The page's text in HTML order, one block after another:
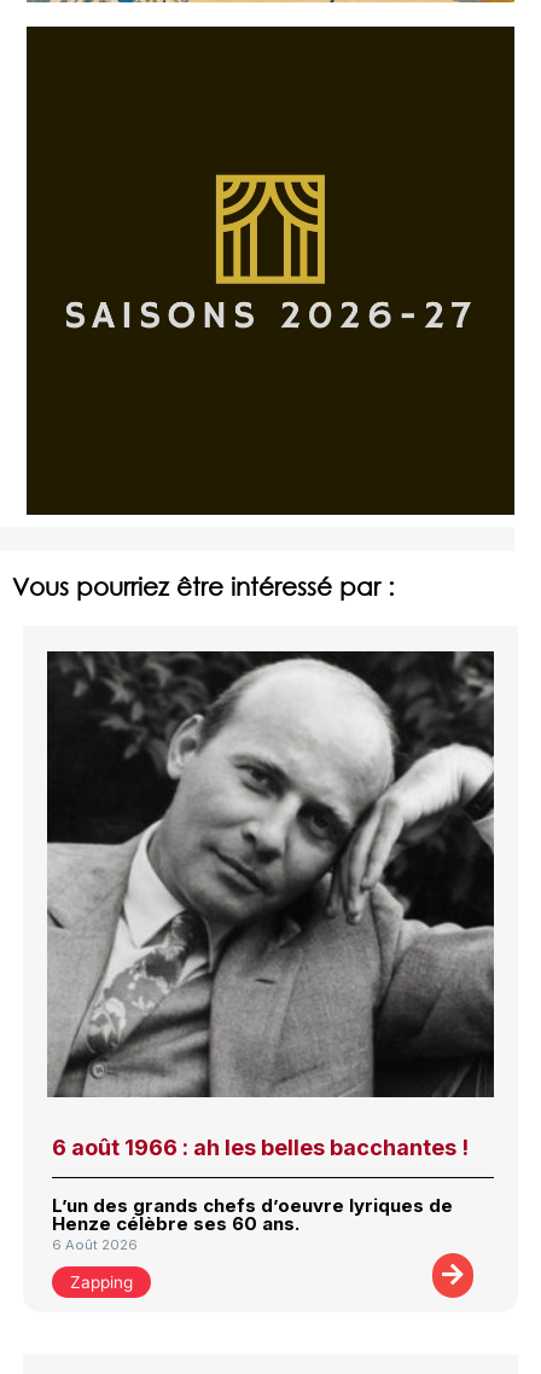
Vous pourriez être intéressé par :
6 août 1966 : ah les belles bacchantes !
L’un des grands chefs d’oeuvre lyriques de
Henze célèbre ses 60 ans.
6 Août 2026
Zapping